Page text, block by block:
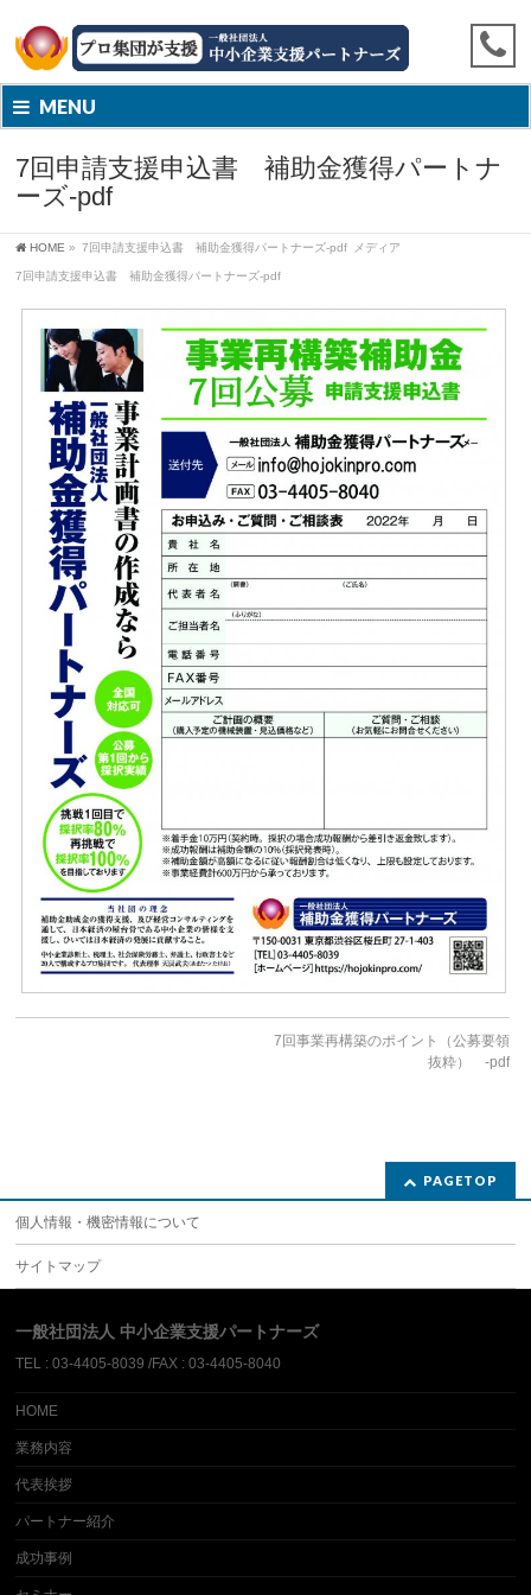
MENU
7回申請支援申込書 補助金獲得パートナ
ーズ-pdf
HOME » 7回申請支援申込書 補助金獲得パートナーズ-pdf メディア
7回申請支援申込書 補助金獲得パートナーズ-pdf
7回事業再構築のポイント（公募要領
抜粋） -pdf
PAGETOP
個人情報・機密情報について
サイトマップ
一般社団法人 中小企業支援パートナーズ
TEL : 03-4405-8039 /FAX : 03-4405-8040
HOME
業務内容
代表挨拶
パートナー紹介
成功事例